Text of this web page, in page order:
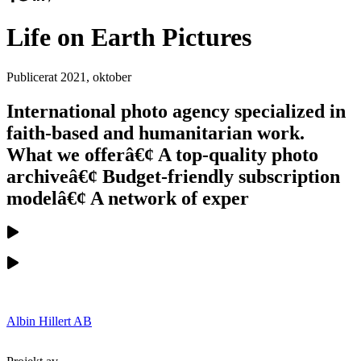
Life on Earth Pictures
Publicerat 2021, oktober
International photo agency specialized in
faith-based and humanitarian work.
What we offerâ€¢ A top-quality photo
archiveâ€¢ Budget-friendly subscription
modelâ€¢ A network of exper
Albin Hillert AB